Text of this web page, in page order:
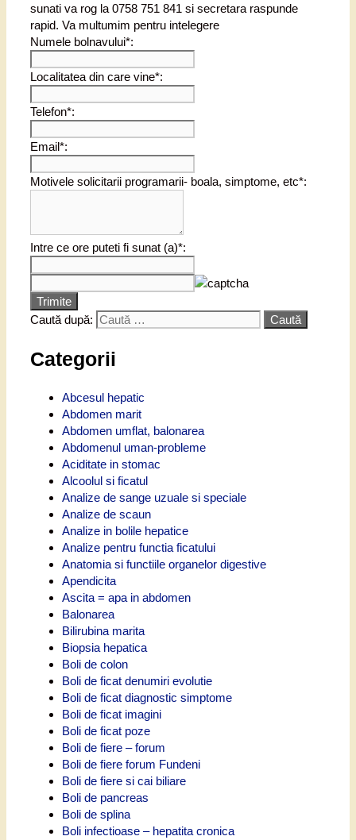
sunati va rog la 0758 751 841 si secretara raspunde
rapid. Va multumim pentru intelegere
Numele bolnavului*:
Localitatea din care vine*:
Telefon*:
Email*:
Motivele solicitarii programarii- boala, simptome, etc*:
Intre ce ore puteti fi sunat (a)*:
Trimite
Caută după:
Categorii
Abcesul hepatic
Abdomen marit
Abdomen umflat, balonarea
Abdomenul uman-probleme
Aciditate in stomac
Alcoolul si ficatul
Analize de sange uzuale si speciale
Analize de scaun
Analize in bolile hepatice
Analize pentru functia ficatului
Anatomia si functiile organelor digestive
Apendicita
Ascita = apa in abdomen
Balonarea
Bilirubina marita
Biopsia hepatica
Boli de colon
Boli de ficat denumiri evolutie
Boli de ficat diagnostic simptome
Boli de ficat imagini
Boli de ficat poze
Boli de fiere – forum
Boli de fiere forum Fundeni
Boli de fiere si cai biliare
Boli de pancreas
Boli de splina
Boli infectioase – hepatita cronica